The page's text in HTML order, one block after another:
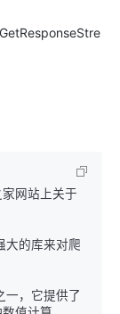
网站上关于
大的库来对爬
一，它提供了